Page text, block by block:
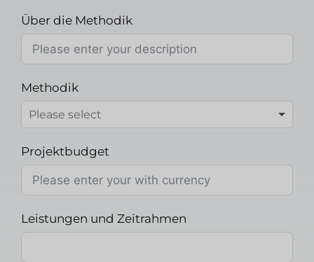
Über die Methodik
Methodik
Projektbudget
Leistungen und Zeitrahmen